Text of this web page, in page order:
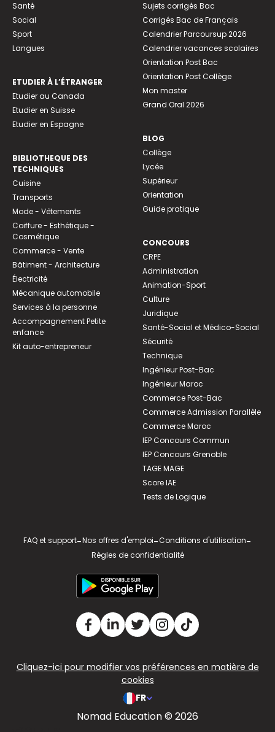
Santé
Social
Sport
Langues
ETUDIER À L’ÉTRANGER
Etudier au Canada
Etudier en Suisse
Etudier en Espagne
BIBLIOTHEQUE DES
TECHNIQUES
Cuisine
Transports
Mode - Vêtements
Coiffure - Esthétique -
Cosmétique
Commerce - Vente
Bâtiment - Architecture
Électricité
Mécanique automobile
Services à la personne
Accompagnement Petite
enfance
Kit auto-entrepreneur
Sujets corrigés Bac
Corrigés Bac de Français
Calendrier Parcoursup 2026
Calendrier vacances scolaires
Orientation Post Bac
Orientation Post Collège
Mon master
Grand Oral 2026
BLOG
Collège
Lycée
Supérieur
Orientation
Guide pratique
CONCOURS
CRPE
Administration
Animation-Sport
Culture
Juridique
Santé-Social et Médico-Social
Sécurité
Technique
Ingénieur Post-Bac
Ingénieur Maroc
Commerce Post-Bac
Commerce Admission Parallèle
Commerce Maroc
IEP Concours Commun
IEP Concours Grenoble
TAGE MAGE
Score IAE
Tests de Logique
FAQ et support-Nos offres d'emploi-Conditions d'utilisation-
Règles de confidentialité
Cliquez-ici pour modifier vos préférences en matière de
cookies
FR
Nomad Education © 2026